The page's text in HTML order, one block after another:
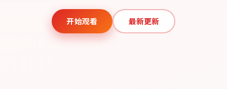
开始观看 最新更新